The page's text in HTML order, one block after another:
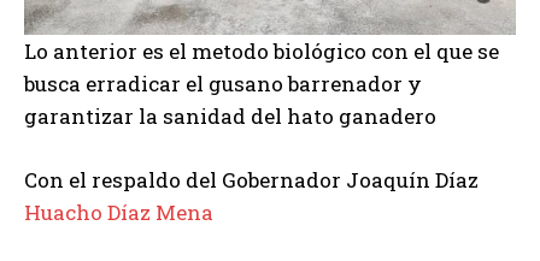
Lo anterior es el metodo biológico con el que se
busca erradicar el gusano barrenador y
garantizar la sanidad del hato ganadero
Con el respaldo del Gobernador Joaquín Díaz
Huacho Díaz Mena